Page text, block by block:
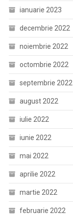
ianuarie 2023
decembrie 2022
noiembrie 2022
octombrie 2022
septembrie 2022
august 2022
iulie 2022
iunie 2022
mai 2022
aprilie 2022
martie 2022
februarie 2022